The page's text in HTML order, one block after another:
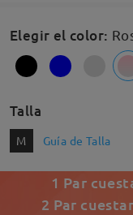
Elegir el color:
Talla
M Guía de Talla
1 Par
2 Par